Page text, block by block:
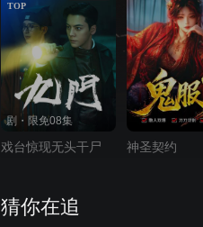
TOP
剧・限免08集
戏台惊现无头干尸 神圣契约
猜你在追